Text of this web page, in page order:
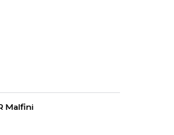
Malfini